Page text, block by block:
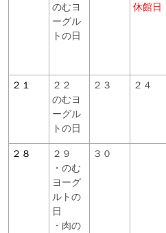
のむヨ
ーグル
トの日
休館日
２１
２２
のむヨ
ーグル
トの日
２３ ２４
２８
２９
・のむ
ヨーグ
ルトの
日
・肉の
３０